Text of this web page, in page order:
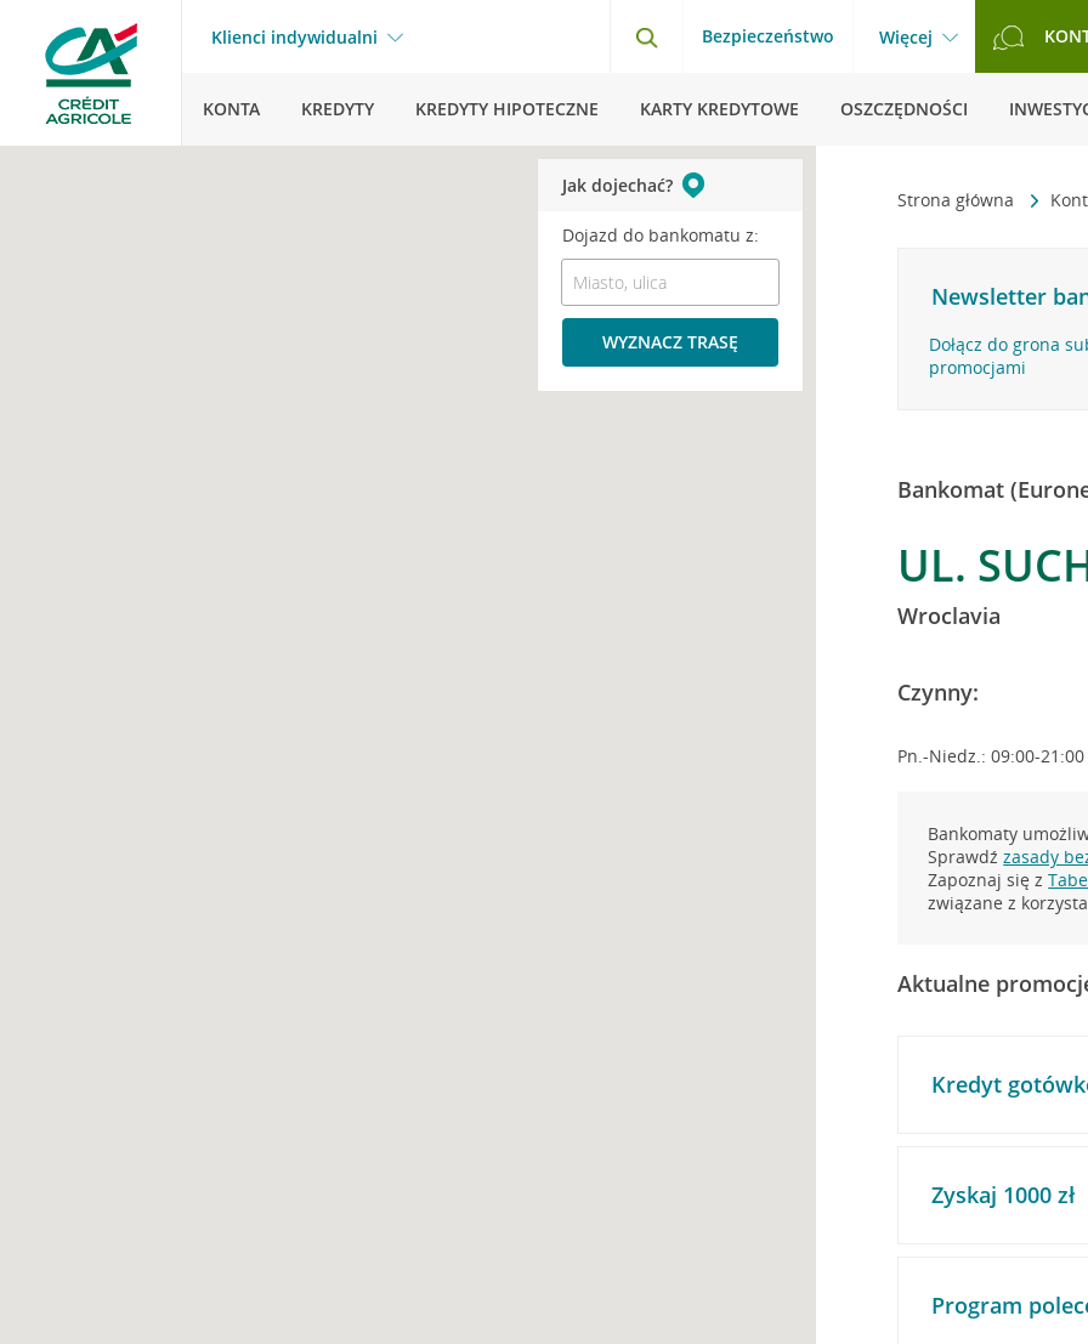
Klienci indywidualni Bezpieczeństwo Więcej
KONTA KREDYTY KREDYTY HIPOTECZNE KARTY KREDYTOWE OSZCZĘDNOŚCI
Strona główna
Newsletter
Dołącz do grona
promocjami
Bankomat
UL.
Wroclavia
Czynny:
Pn.-Niedz.: 09:00-21:00
Bankomaty
Sprawdźzasady
Zapoznaj się z
związane z
Aktualne
Kredyt
Zyskaj 1000 zł
Program
Jak dojechać?
Dojazd do bankomatu z:
WYZNACZ TRASĘ